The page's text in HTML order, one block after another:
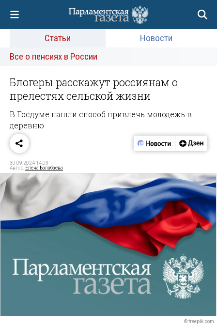
Статьи
Новости
Все о пенсиях в России
Блогеры расскажут россиянам о
прелестях сельской жизни
В Госдуме нашли способ привлечь молодежь в
деревню
30.09.2024 14:03
Автор: Елена Балабаева
© freepik.com